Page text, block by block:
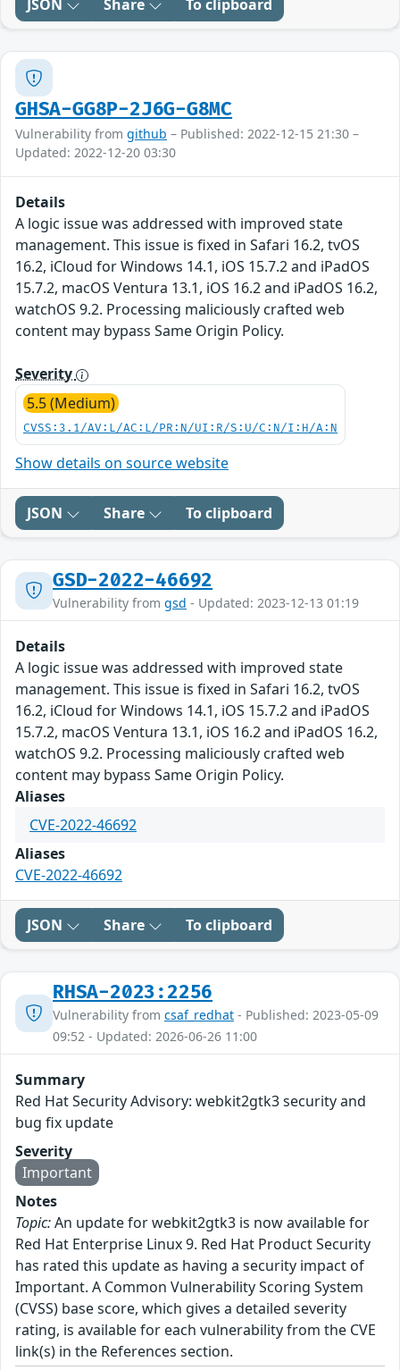
JSON Share To clipboard
GHSA-GG8P-2J6G-G8MC
Vulnerability from github – Published: 2022-12-15 21:30 –
Updated: 2022-12-20 03:30
Details
A logic issue was addressed with improved state
management. This issue is fixed in Safari 16.2, tvOS
16.2, iCloud for Windows 14.1, iOS 15.7.2 and iPadOS
15.7.2, macOS Ventura 13.1, iOS 16.2 and iPadOS 16.2,
watchOS 9.2. Processing maliciously crafted web
content may bypass Same Origin Policy.
Severity
5.5 (Medium)
CVSS:3.1/AV:L/AC:L/PR:N/UI:R/S:U/C:N/I:H/A:N
Show details on source website
JSON Share To clipboard
GSD-2022-46692
Vulnerability from gsd - Updated: 2023-12-13 01:19
Details
A logic issue was addressed with improved state
management. This issue is fixed in Safari 16.2, tvOS
16.2, iCloud for Windows 14.1, iOS 15.7.2 and iPadOS
15.7.2, macOS Ventura 13.1, iOS 16.2 and iPadOS 16.2,
watchOS 9.2. Processing maliciously crafted web
content may bypass Same Origin Policy.
Aliases
CVE-2022-46692
Aliases
CVE-2022-46692
JSON Share To clipboard
RHSA-2023:2256
Vulnerability from csaf_redhat - Published: 2023-05-09
09:52 - Updated: 2026-06-26 11:00
Summary
Red Hat Security Advisory: webkit2gtk3 security and
bug fix update
Severity
Important
Notes
Topic:An update for webkit2gtk3 is now available for
Red Hat Enterprise Linux 9. Red Hat Product Security
has rated this update as having a security impact of
Important. A Common Vulnerability Scoring System
(CVSS) base score, which gives a detailed severity
rating, is available for each vulnerability from the CVE
link(s) in the References section.